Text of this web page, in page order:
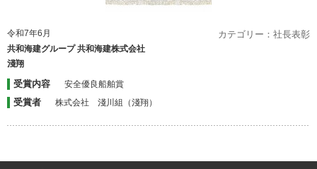
令和7年6月 カテゴリー：社長表彰
共和海建グループ 共和海建株式会社
淺翔
受賞内容 安全優良船舶賞
受賞者 株式会社 淺川組（淺翔）